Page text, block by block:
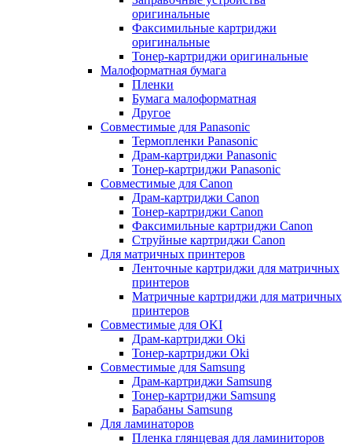
оригинальные
Факсимильные картриджи
оригинальные
Тонер-картриджи оригинальные
Малоформатная бумага
Пленки
Бумага малоформатная
Другое
Совместимые для Panasonic
Термопленки Panasonic
Драм-картриджи Panasonic
Тонер-картриджи Panasonic
Совместимые для Canon
Драм-картриджи Canon
Тонер-картриджи Canon
Факсимильные картриджи Canon
Струйные картриджи Canon
Для матричных принтеров
Ленточные картриджи для матричных
принтеров
Матричные картриджи для матричных
принтеров
Совместимые для OKI
Драм-картриджи Oki
Тонер-картриджи Oki
Совместимые для Samsung
Драм-картриджи Samsung
Тонер-картриджи Samsung
Барабаны Samsung
Для ламинаторов
Пленка глянцевая для ламиниторов